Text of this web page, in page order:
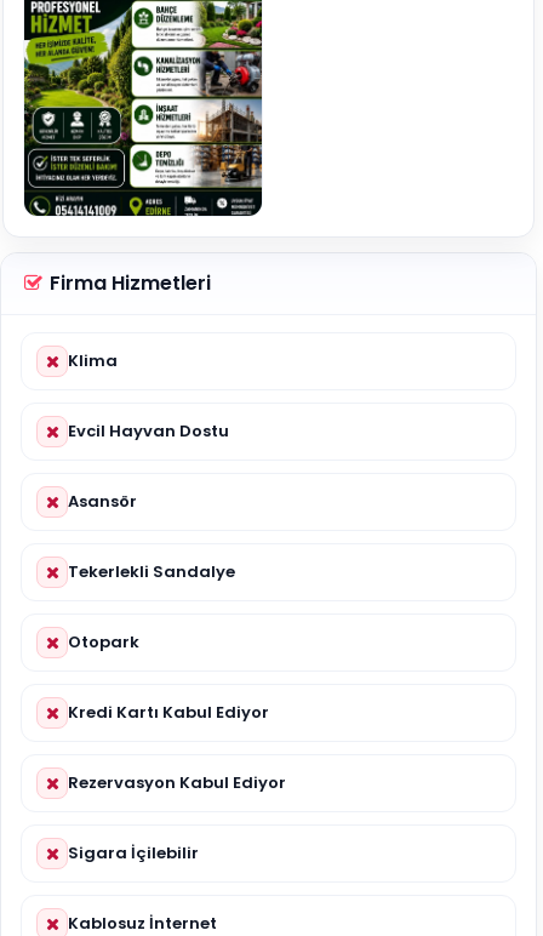
Firma Hizmetleri
Klima
Evcil Hayvan Dostu
Asansör
Tekerlekli Sandalye
Otopark
Kredi Kartı Kabul Ediyor
Rezervasyon Kabul Ediyor
Sigara İçilebilir
Kablosuz İnternet